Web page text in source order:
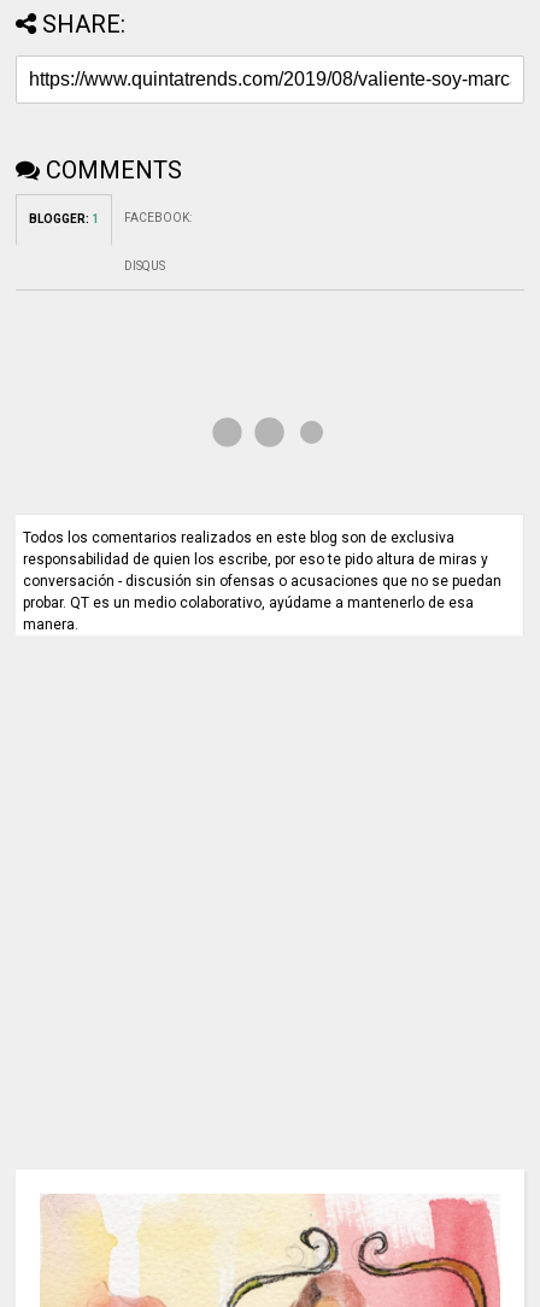
SHARE:
COMMENTS
BLOGGER: 1 FACEBOOK:
DISQUS
Todos los comentarios realizados en este blog son de exclusiva
responsabilidad de quien los escribe, por eso te pido altura de miras y
conversación - discusión sin ofensas o acusaciones que no se puedan
probar. QT es un medio colaborativo, ayúdame a mantenerlo de esa
manera.